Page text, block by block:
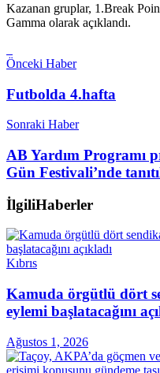
Kazanan gruplar, 1.Break
Gamma olarak açıklandı.
Önceki Haber
Futbolda 4.hafta
Sonraki Haber
AB Yardım Programı
Gün Festivali’nde
İlgiliHaberler
Kıbrıs
Kamuda örgütlü dört
eylemi başlatacağını
Ağustos 1, 2026